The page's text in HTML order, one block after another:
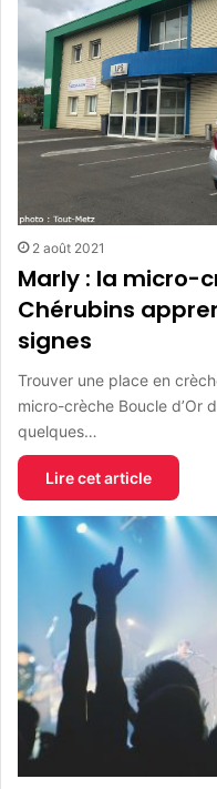
2 août 2021
Marly : la micro-
Chérubins
signes
Trouver une place en
micro-crèche Boucle d’Or
quelques…
Lire cet article